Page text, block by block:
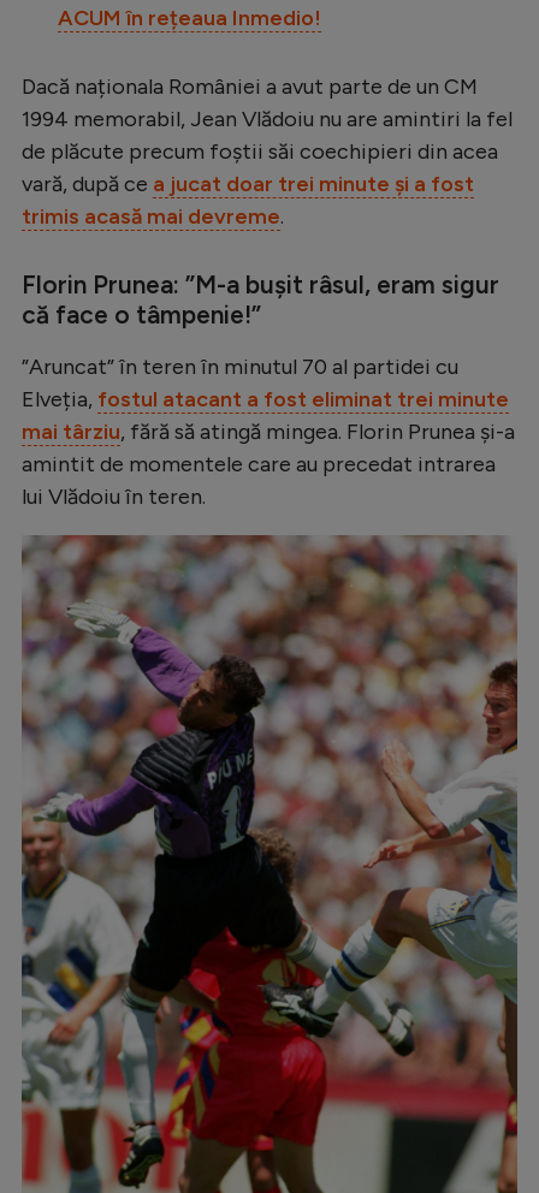
EURO 2024
Clasamente
Tenis
Handbal
Natație
Formula 1
Gimnastică
Auto
Rugby
Ciclism
Alte sporturi
JO 2024
JO 2026
Intră în cont
ACUM în rețeaua Inmedio!
Dacă naționala României a avut parte de un CM
1994 memorabil, Jean Vlădoiu nu are amintiri la fel
de plăcute precum foștii săi coechipieri din acea
vară, după ce a jucat doar trei minute și a fost
trimis acasă mai devreme.
Florin Prunea: ”M-a bușit râsul, eram sigur
că face o tâmpenie!”
”Aruncat” în teren în minutul 70 al partidei cu
Elveția, fostul atacant a fost eliminat trei minute
mai târziu, fără să atingă mingea. Florin Prunea și-a
amintit de momentele care au precedat intrarea
lui Vlădoiu în teren.